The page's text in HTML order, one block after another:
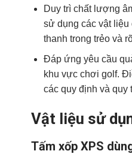
Duy trì chất lượng
sử dụng các vật liệu
thanh trong trẻo và
Đáp ứng yêu cầu
khu vực chơi golf.
các quy định và quy
Vật liệu sử
Tấm xốp XPS